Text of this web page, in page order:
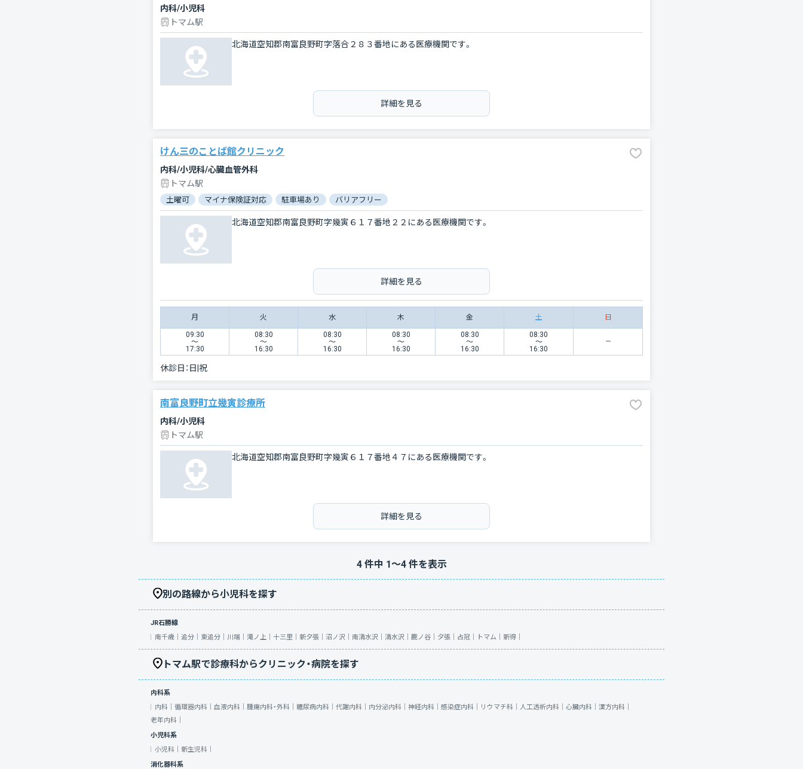
内科/小児科
トマム駅
北海道空知郡南富良野町字落合２８３番地にある医療機関です。
詳細を見る
けん三のことば館クリニック
内科/小児科/心臓血管外科
トマム駅
土曜可 マイナ保険証対応 駐車場あり バリアフリー
北海道空知郡南富良野町字幾寅６１７番地２２にある医療機関です。
詳細を見る
月 火 水 木 金 土 日
09:30
〜
17:30
08:30
〜
16:30
08:30
〜
16:30
08:30
〜
16:30
08:30
〜
16:30
08:30
〜
16:30
休診日： 日|祝
南富良野町立幾寅診療所
内科/小児科
トマム駅
北海道空知郡南富良野町字幾寅６１７番地４７にある医療機関です。
詳細を見る
4件中 1〜4件を表示
別の路線から小児科を探す
JR石勝線
南千歳｜ 追分｜ 東追分｜ 川端｜ 滝ノ上｜ 十三里｜ 新夕張｜ 沼ノ沢｜ 南清水沢｜ 清水沢｜ 鹿ノ谷｜ 夕張｜ 占冠｜ トマム｜ 新得｜
トマム駅で診療科からクリニック・病院を探す
内科系
内科｜ 循環器内科｜ 血液内科｜ 腫瘍内科・外科｜ 糖尿病内科｜ 代謝内科｜ 内分泌内科｜ 神経内科｜ 感染症内科｜ リウマチ科｜ 人工透析内科｜ 心臓内科｜ 漢方内科｜
老年内科｜
小児科系
小児科｜ 新生児科｜
消化器科系